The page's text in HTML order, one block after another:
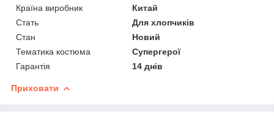
Країна виробник
Китай
Стать
Для хлопчиків
Стан
Новий
Тематика костюма
Супергерої
Гарантія
14 днів
Приховати